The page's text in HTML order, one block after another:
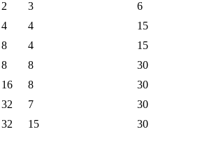
2 3 6
4 4 15
8 4 15
8 8 30
16 8 30
32 7 30
32 15 30